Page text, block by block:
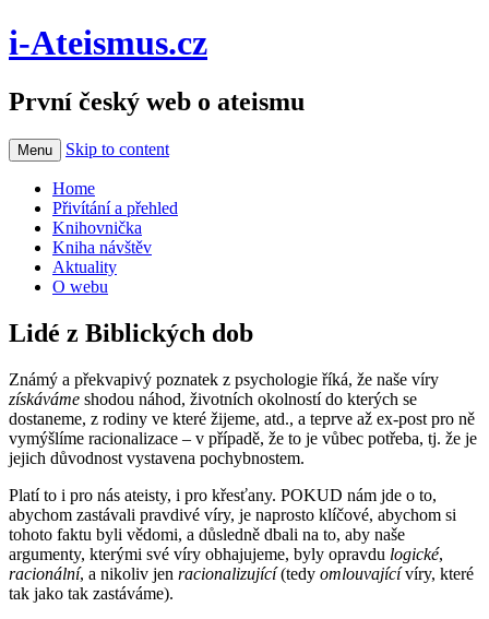
i-Ateismus.cz
První český web o ateismu
Menu Skip to content
Home
Přivítání a přehled
Knihovnička
Kniha návštěv
Aktuality
O webu
Lidé z Biblických dob
Známý a překvapivý poznatek z psychologie říká, že naše víry
získáváme shodou náhod, životních okolností do kterých se
dostaneme, z rodiny ve které žijeme, atd., a teprve až ex-post pro ně
vymýšlíme racionalizace – v případě, že to je vůbec potřeba, tj. že je
jejich důvodnost vystavena pochybnostem.
Platí to i pro nás ateisty, i pro křesťany. POKUD nám jde o to,
abychom zastávali pravdivé víry, je naprosto klíčové, abychom si
tohoto faktu byli vědomi, a důsledně dbali na to, aby naše
argumenty, kterými své víry obhajujeme, byly opravdu logické,
racionální, a nikoliv jen racionalizující(tedy omlouvajícívíry, které
tak jako tak zastáváme).